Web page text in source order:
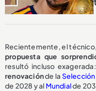
Recientemente, el
propuesta que
resultó incluso
renovaciónde la
de 2028 y al Mundialde